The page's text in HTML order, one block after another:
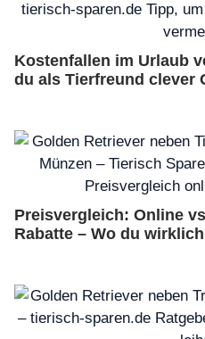
Kostenfallen im Urlaub
du als Tierfreund clever
Preisvergleich: Online
Rabatte – Wo du